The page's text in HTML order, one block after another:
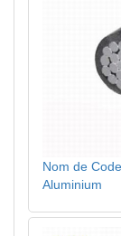
Nom de
Aluminium